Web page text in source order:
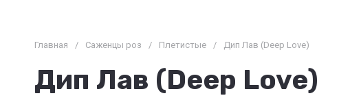
Главная / Саженцы роз / Плетистые / Дип Лав (Deep Love)
Дип Лав (Deep Love)